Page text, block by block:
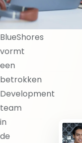
team?
BlueShores
vormt
een
betrokken
Development
team
in
de